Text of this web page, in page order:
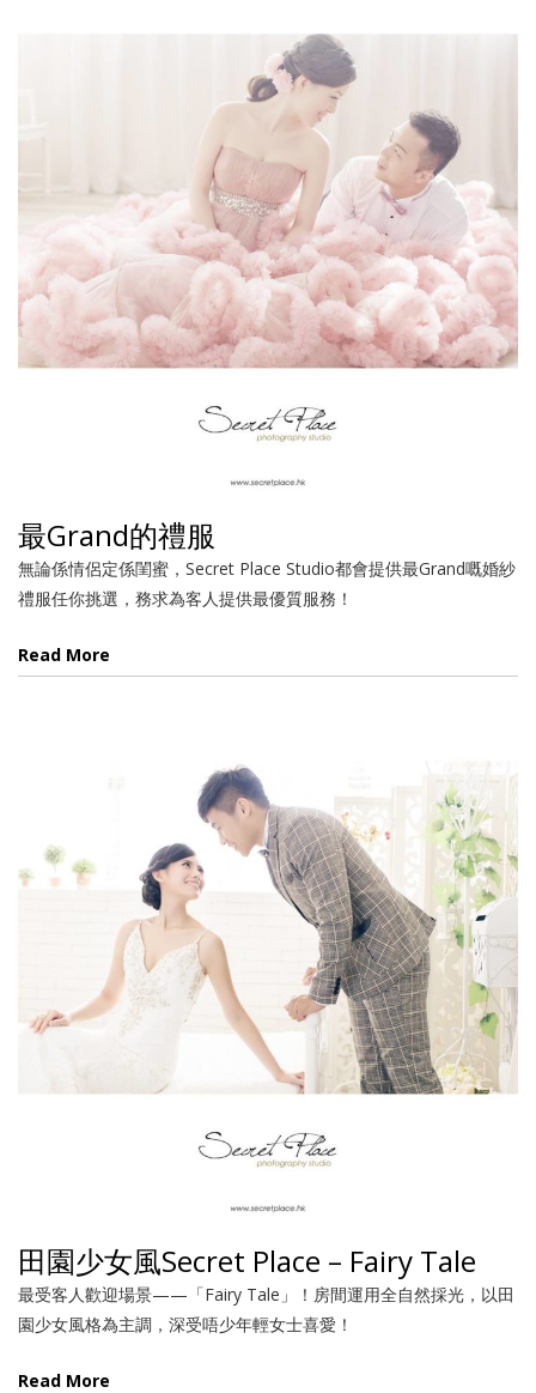
最Grand的禮服
無論係情侶定係閨蜜，Secret Place Studio都會提供最Grand嘅婚紗
禮服任你挑選，務求為客人提供最優質服務！
Read More
田園少女風Secret Place – Fairy Tale
最受客人歡迎場景——「Fairy Tale」！房間運用全自然採光，以田
園少女風格為主調，深受唔少年輕女士喜愛！
Read More